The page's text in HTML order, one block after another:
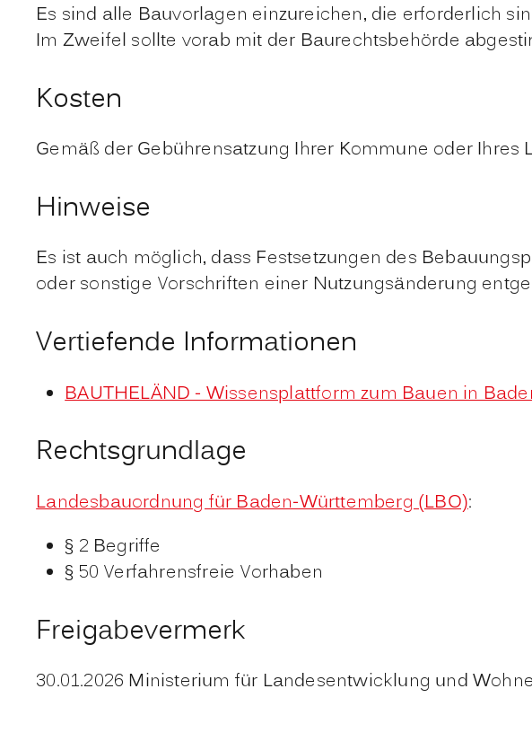
Es sind alle Bauvorlagen einzureichen, die erforderlich
Im Zweifel sollte vorab mit der Baurechtsbehörde
Kosten
Gemäß der Gebührensatzung Ihrer Kommune oder Ihres
Hinweise
Es ist auch möglich, dass Festsetzungen des
oder sonstige Vorschriften einer Nutzungsänderung
Vertiefende Informationen
BAUTHELÄND - Wissensplattform zum Bauen in
Rechtsgrundlage
Landesbauordnung für Baden-Württemberg (LBO):
§ 2 Begriffe
§ 50 Verfahrensfreie Vorhaben
Freigabevermerk
30.01.2026 Ministerium für Landesentwicklung und